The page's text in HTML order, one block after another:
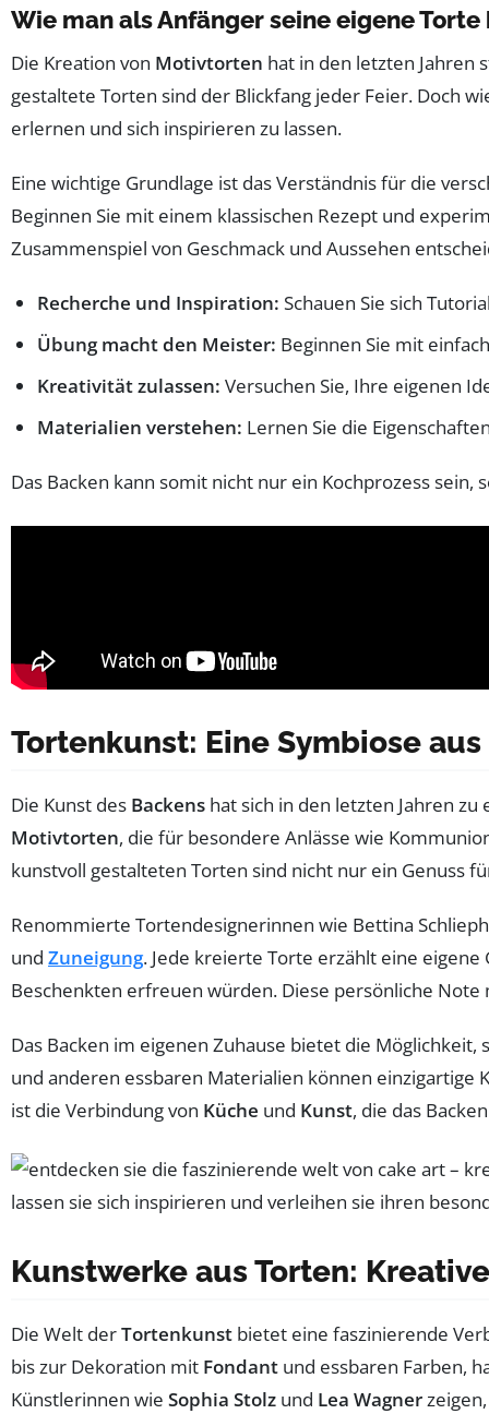
Wie man als Anfänger seine eigene
Die Kreation von Motivtorten hat in den letzten Jahren
gestaltete Torten sind der Blickfang jeder Feier. Doch
erlernen und sich inspirieren zu lassen.
Eine wichtige Grundlage ist das Verständnis für die
Beginnen Sie mit einem klassischen Rezept und
Zusammenspiel von Geschmack und Aussehen
Recherche und Inspiration: Schauen Sie sich
Übung macht den Meister: Beginnen Sie mit
Kreativität zulassen: Versuchen Sie, Ihre eigenen
Materialien verstehen: Lernen Sie die
Das Backen kann somit nicht nur ein Kochprozess sein,
Tortenkunst: Eine Symbiose
Die Kunst des Backens hat sich in den letzten Jahren
Motivtorten, die für besondere Anlässe wie
kunstvoll gestalteten Torten sind nicht nur ein Genuss
Renommierte Tortendesignerinnen wie Bettina
und Zuneigung. Jede kreierte Torte erzählt eine
Beschenkten erfreuen würden. Diese persönliche
Das Backen im eigenen Zuhause bietet die
und anderen essbaren Materialien können einzigartige
ist die Verbindung von Küche und Kunst, die das
Kunstwerke aus Torten:
Die Welt derTortenkunst bietet eine faszinierende
bis zur Dekoration mit Fondant und essbaren Farben,
Künstlerinnen wie Sophia Stolz und Lea Wagner